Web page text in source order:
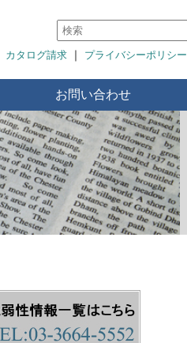
カタログ請求｜ プライバシーポリシー
お問い合わせ